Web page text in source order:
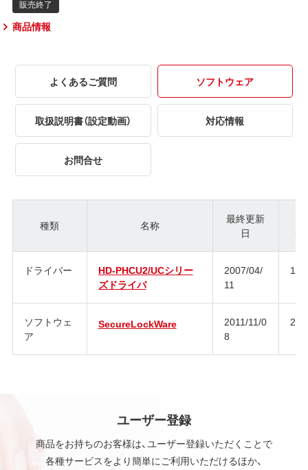
商品情報
よくあるご質問 ソフトウェア
取扱説明書（設定動画） 対応情報
お問合せ
種類 名称
最終更新
日
ジ
ドライバー
HD-PHCU2/UCシリー
ズドライバ
2007/04/
11
ソフトウェ
ア
SecureLockWare
2011/11/0
8
ユーザー登録
商品をお持ちのお客様は、ユーザー登録いただくことで
各種サービスをより簡単にご利用いただけるほか、